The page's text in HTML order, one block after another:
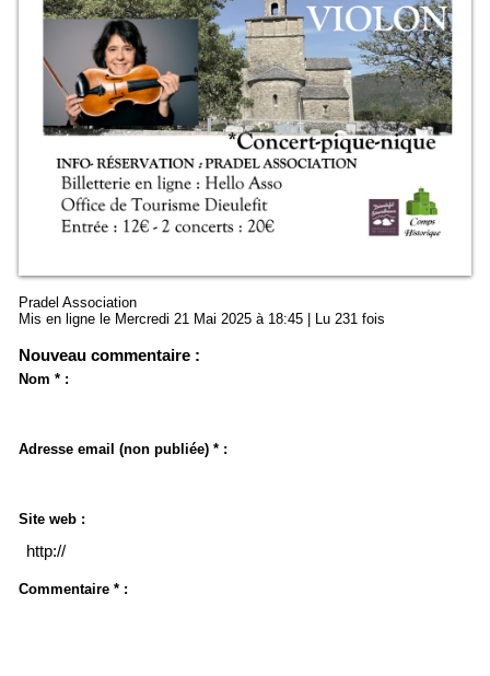
Pradel Association
Mis en ligne le Mercredi 21 Mai 2025 à 18:45 | Lu 231 fois
Nouveau commentaire :
Nom * :
Adresse email (non publiée) * :
Site web :
Commentaire * :